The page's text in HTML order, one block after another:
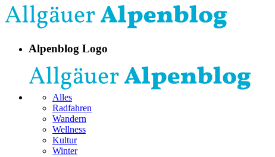
Alpenblog Logo
Alles
Radfahren
Wandern
Wellness
Kultur
Winter